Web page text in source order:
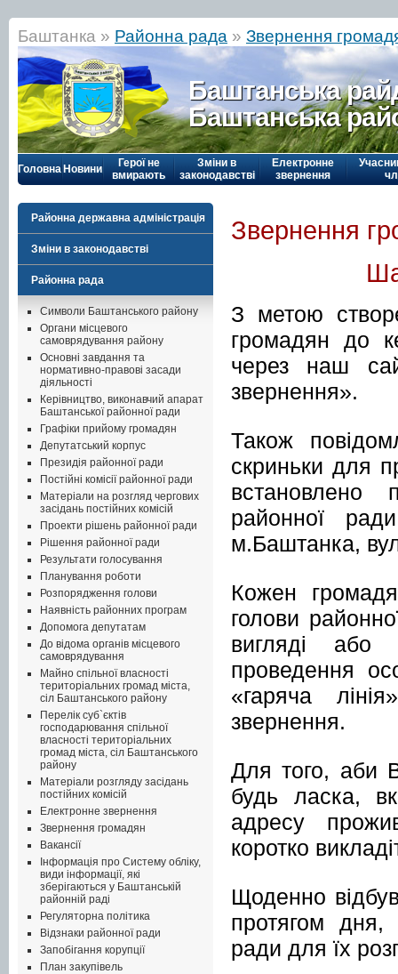
Баштанка » Районна рада » Звернення
Баштанська
Баштанська
Головна Новини
Герої не
вмирають
Зміни в
законодавстві
Електронне
звернення
Районна державна адміністрація
Зміни в законодавстві
Районна рада
Символи Баштанського району
Органи місцевого
самоврядування району
Основні завдання та
нормативно-правові засади
діяльності
Керівництво, виконавчий апарат
Баштанської районної ради
Графіки прийому громадян
Депутатський корпус
Президія районної ради
Постійні комісії районної ради
Матеріали на розгляд чергових
засідань постійних комісій
Проекти рішень районної ради
Рішення районної ради
Результати голосування
Планування роботи
Розпорядження голови
Наявність районних програм
Допомога депутатам
До відома органів місцевого
самоврядування
Майно спільної власності
територіальних громад міста,
сіл Баштанського району
Перелік суб`єктів
господарювання спільної
власності територіальних
громад міста, сіл Баштанського
району
Матеріали розгляду засідань
постійних комісій
Електронне звернення
Звернення громадян
Вакансії
Інформація про Систему обліку,
види інформації, які
зберігаються у Баштанській
районній раді
Регуляторна політика
Відзнаки районної ради
Запобігання корупції
План закупівель
Звернення
З метою
громадян до
через наш
звернення».
Також
скриньки для
встановлено
районної
м.Баштанка,
Кожен
голови
вигляді
проведення
«гаряча
звернення.
Для того, аби
будь ласка,
адресу
коротко
Щоденно
протягом дня,
ради для їх